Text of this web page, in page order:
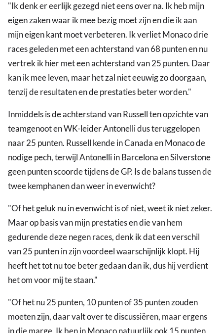
"Ik denk er eerlijk gezegd niet eens over na. Ik heb mijn
eigen zaken waar ik mee bezig moet zijn en die ik aan
mijn eigen kant moet verbeteren. Ik verliet Monaco drie
races geleden met een achterstand van 68 punten en nu
vertrek ik hier met een achterstand van 25 punten. Daar
kan ik mee leven, maar het zal niet eeuwig zo doorgaan,
tenzij de resultaten en de prestaties beter worden."
Inmiddels is de achterstand van Russell ten opzichte van
teamgenoot en WK-leider Antonelli dus teruggelopen
naar 25 punten. Russell kende in Canada en Monaco de
nodige pech, terwijl Antonelli in Barcelona en Silverstone
geen punten scoorde tijdens de GP. Is de balans tussen de
twee kemphanen dan weer in evenwicht?
"Of het geluk nu in evenwicht is of niet, weet ik niet zeker.
Maar op basis van mijn prestaties en die van hem
gedurende deze negen races, denk ik dat een verschil
van 25 punten in zijn voordeel waarschijnlijk klopt. Hij
heeft het tot nu toe beter gedaan dan ik, dus hij verdient
het om voor mij te staan."
"Of het nu 25 punten, 10 punten of 35 punten zouden
moeten zijn, daar valt over te discussiëren, maar ergens